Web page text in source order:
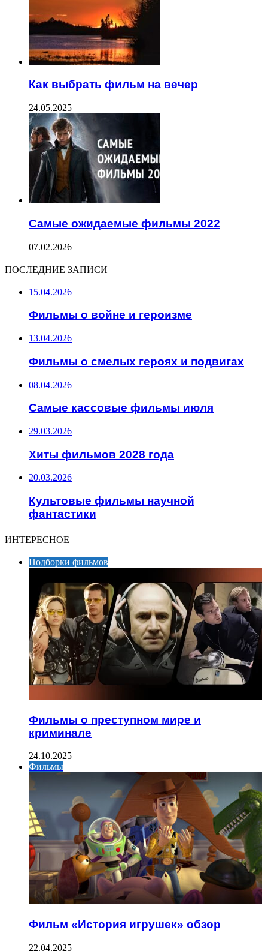
Как выбрать фильм на вечер
24.05.2025
Самые ожидаемые фильмы 2022
07.02.2026
ПОСЛЕДНИЕ ЗАПИСИ
15.04.2026
Фильмы о войне и героизме
13.04.2026
Фильмы о смелых героях и подвигах
08.04.2026
Самые кассовые фильмы июля
29.03.2026
Хиты фильмов 2028 года
20.03.2026
Культовые фильмы научной
фантастики
ИНТЕРЕСНОЕ
Подборки фильмов
Фильмы о преступном мире и
криминале
24.10.2025
Фильмы
Фильм «История игрушек» обзор
22.04.2025